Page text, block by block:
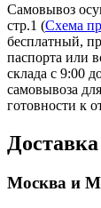
Самовывоз
стр.1 (Схема
бесплатный,
паспорта или
склада с 9:00
самовывоза
готовности к
Доставка
Москва и